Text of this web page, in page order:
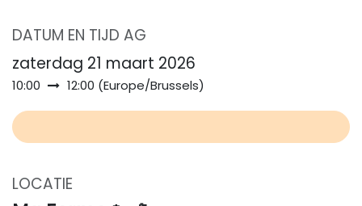
DATUM EN TIJD AG
zaterdag 21 maart 2026
10:00 12:00 (Europe/Brussels)
LOCATIE